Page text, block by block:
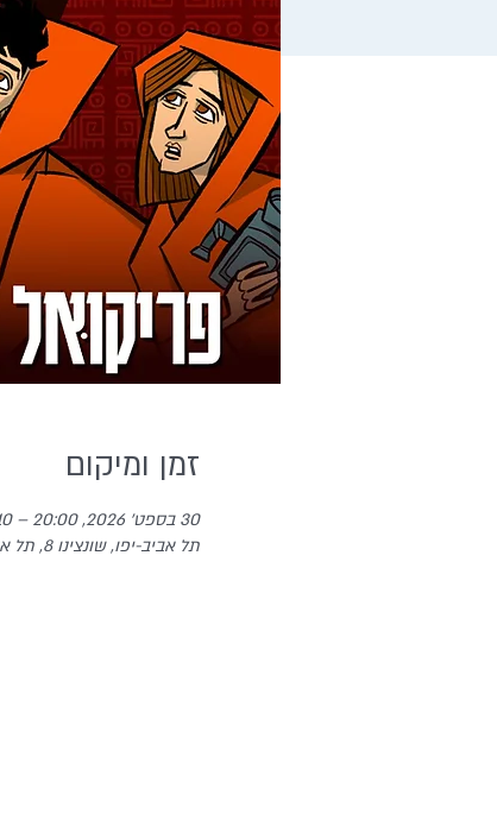
זמן ומיקום
30 בספט׳ 2026, 20:00 – 21:10
תל אביב-יפו, שונצינו 8, תל אביב-יפו, ישראל